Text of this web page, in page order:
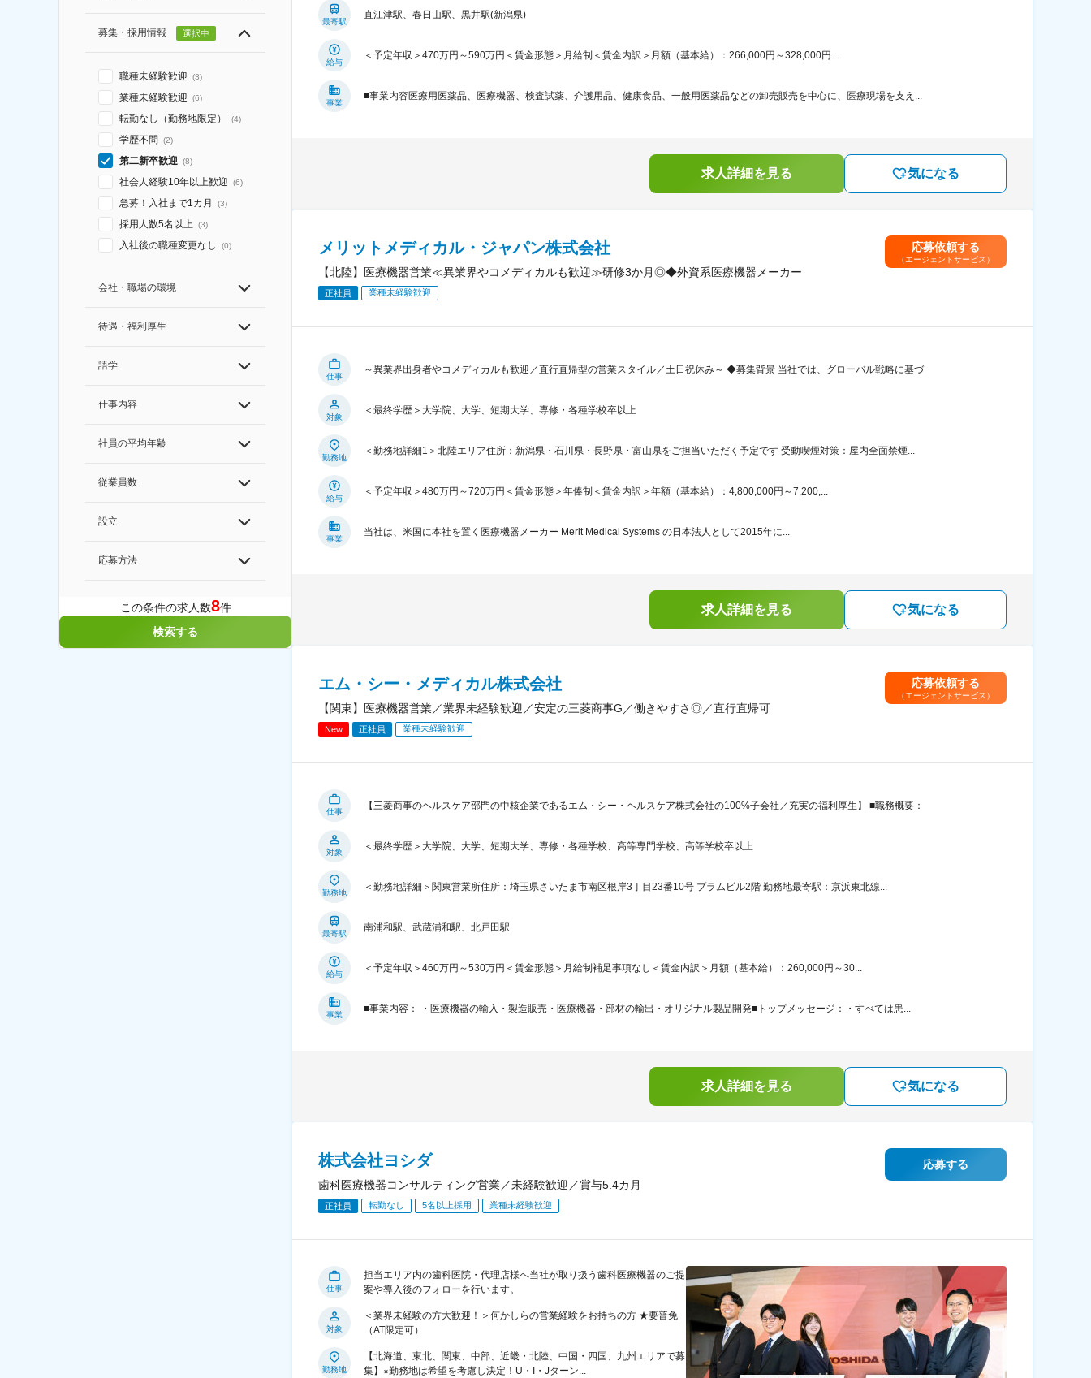
募集・採用情報 選択中
職種未経験歓迎 (3)
業種未経験歓迎 (6)
転勤なし（勤務地限定） (4)
学歴不問 (2)
第二新卒歓迎 (8)
社会人経験10年以上歓迎 (6)
急募！入社まで1カ月 (3)
採用人数5名以上 (3)
入社後の職種変更なし (0)
会社・職場の環境
待遇・福利厚生
語学
仕事内容
社員の平均年齢
従業員数
設立
応募方法
この条件の求人数8件
検索する
最寄駅
直江津駅、春日山駅、黒井駅(新潟県)
給与
＜予定年収＞470万円～590万円＜賃金形態＞月給制＜賃金内訳＞月額（基本給）：266,000円～328,000円...
事業
■事業内容医療用医薬品、医療機器、検査試薬、介護用品、健康食品、一般用医薬品などの卸売販売を中心に、医療現場を支え...
求人詳細を見る 気になる
メリットメディカル・ジャパン株式会社
【北陸】医療機器営業≪異業界やコメディカルも歓迎≫研修3か月◎◆外資系医療機器メーカー
正社員 業種未経験歓迎
応募依頼する
（エージェントサービス）
仕事
～異業界出身者やコメディカルも歓迎／直行直帰型の営業スタイル／土日祝休み～ ◆募集背景 当社では、グローバル戦略に基づ
対象
＜最終学歴＞大学院、大学、短期大学、専修・各種学校卒以上
勤務地
＜勤務地詳細1＞北陸エリア住所：新潟県・石川県・長野県・富山県をご担当いただく予定です 受動喫煙対策：屋内全面禁煙...
給与
＜予定年収＞480万円～720万円＜賃金形態＞年俸制＜賃金内訳＞年額（基本給）：4,800,000円～7,200,...
事業
当社は、米国に本社を置く医療機器メーカー Merit Medical Systems の日本法人として2015年に...
求人詳細を見る 気になる
エム・シー・メディカル株式会社
【関東】医療機器営業／業界未経験歓迎／安定の三菱商事G／働きやすさ◎／直行直帰可
New 正社員 業種未経験歓迎
応募依頼する
（エージェントサービス）
仕事
【三菱商事のヘルスケア部門の中核企業であるエム・シー・ヘルスケア株式会社の100%子会社／充実の福利厚生】 ■職務概要：
対象
＜最終学歴＞大学院、大学、短期大学、専修・各種学校、高等専門学校、高等学校卒以上
勤務地
＜勤務地詳細＞関東営業所住所：埼玉県さいたま市南区根岸3丁目23番10号 プラムビル2階 勤務地最寄駅：京浜東北線...
最寄駅
南浦和駅、武蔵浦和駅、北戸田駅
給与
＜予定年収＞460万円～530万円＜賃金形態＞月給制補足事項なし＜賃金内訳＞月額（基本給）：260,000円～30...
事業
■事業内容： ・医療機器の輸入・製造販売・医療機器・部材の輸出・オリジナル製品開発■トップメッセージ：・すべては患...
求人詳細を見る 気になる
株式会社ヨシダ
歯科医療機器コンサルティング営業／未経験歓迎／賞与5.4カ月
正社員 転勤なし 5名以上採用 業種未経験歓迎
応募する
仕事
担当エリア内の歯科医院・代理店様へ当社が取り扱う歯科医療機器のご提
案や導入後のフォローを行います。
対象
＜業界未経験の方大歓迎！＞何かしらの営業経験をお持ちの方 ★要普免
（AT限定可）
勤務地
【北海道、東北、関東、中部、近畿・北陸、中国・四国、九州エリアで募
集】※勤務地は希望を考慮し決定！U・I・Jターン...